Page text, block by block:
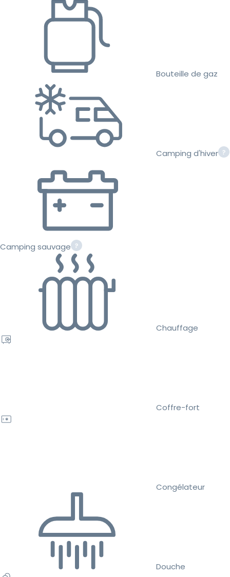
Bouteille de gaz
Camping d'hiver
Camping sauvage
Chauffage
Coffre-fort
Congélateur
Douche